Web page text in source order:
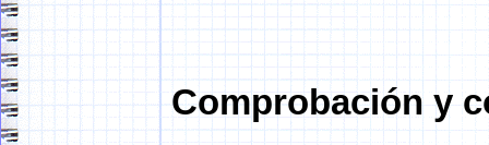
Comprobación y